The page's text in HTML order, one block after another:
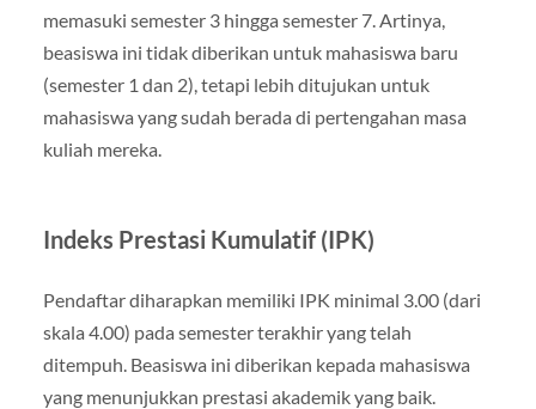
memasuki semester 3 hingga semester 7. Artinya,
beasiswa ini tidak diberikan untuk mahasiswa baru
(semester 1 dan 2), tetapi lebih ditujukan untuk
mahasiswa yang sudah berada di pertengahan masa
kuliah mereka.
Indeks Prestasi Kumulatif (IPK)
Pendaftar diharapkan memiliki IPK minimal 3.00 (dari
skala 4.00) pada semester terakhir yang telah
ditempuh. Beasiswa ini diberikan kepada mahasiswa
yang menunjukkan prestasi akademik yang baik.